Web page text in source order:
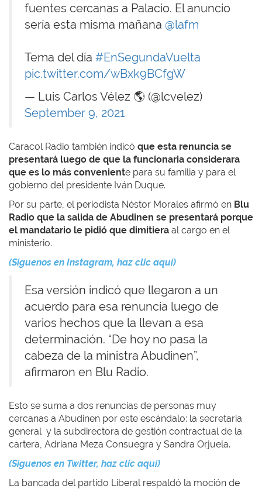
fuentes cercanas a Palacio. El anuncio
sería esta misma mañana @lafm
Tema del día #EnSegundaVuelta
pic.twitter.com/wBxk9BCfgW
— Luis Carlos Vélez 🌎 (@lcvelez)
September 9, 2021
Caracol Radio también indicó que esta renuncia se
presentará luego de que la funcionaria considerara
que es lo más conveniente para su familia y para el
gobierno del presidente Iván Duque.
Por su parte, el periodista Néstor Morales afirmó en Blu
Radio que la salida de Abudinen se presentará porque
el mandatario le pidió que dimitiera al cargo en el
ministerio.
(Síguenos en Instagram, haz clic aquí)
Esa versión indicó que llegaron a un
acuerdo para esa renuncia luego de
varios hechos que la llevan a esa
determinación. “De hoy no pasa la
cabeza de la ministra Abudinen”,
afirmaron en Blu Radio.
Esto se suma a dos renuncias de personas muy
cercanas a Abudinen por este escándalo: la secretaria
general y la subdirectora de gestión contractual de la
cartera, Adriana Meza Consuegra y Sandra Orjuela.
(Síguenos en Twitter, haz clic aquí)
La bancada del partido Liberal respaldó la moción de